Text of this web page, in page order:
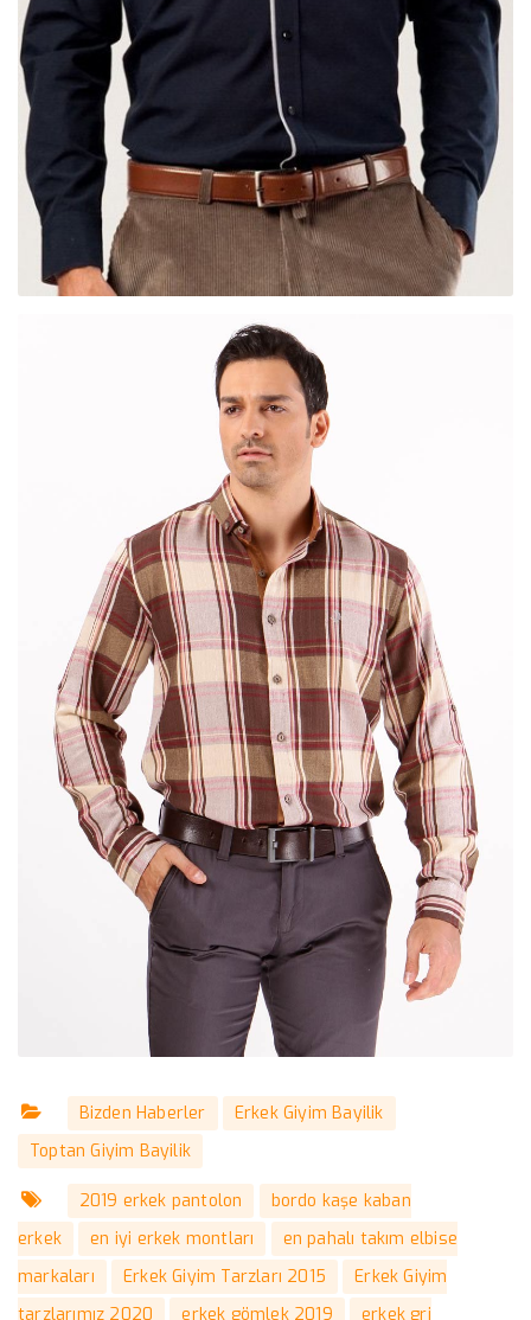
Bizden Haberler
Erkek Giyim Bayilik
Toptan Giyim Bayilik
2019 erkek pantolon
bordo kaşe kaban
erkek
en iyi erkek montları
en pahalı takım elbise
markaları
Erkek Giyim Tarzları 2015
Erkek Giyim
tarzlarımız 2020
erkek gömlek 2019 erkek gri